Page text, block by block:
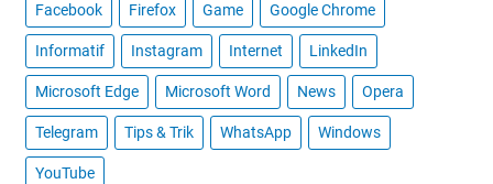
Facebook Firefox Game Google Chrome
Informatif Instagram Internet LinkedIn
Microsoft Edge Microsoft Word News Opera
Telegram Tips & Trik WhatsApp Windows
YouTube